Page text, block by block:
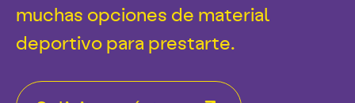
muchas opciones de material
deportivo para prestarte.